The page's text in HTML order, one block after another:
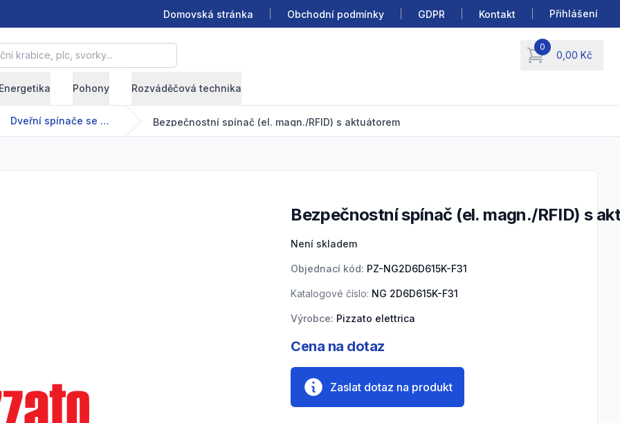
Domovská stránka Obchodní podmínky GDPR Kontakt Přihlášení
plc, svorky... 0
0,00 Kč
items in cart, view
Energetika Pohony Rozváděčová technika
Dveřní spínače se solenoidem / RFID NG Bezpečnostní spínač (el. magn./RFID) s aktuátorem
Bezpečnostní spínač (el. magn./RFID) s
Není skladem
Objednací kód: PZ-NG2D6D615K-F31
Katalogové číslo: NG 2D6D615K-F31
Výrobce: Pizzato elettrica
Cena na dotaz
Zaslat dotaz na produkt